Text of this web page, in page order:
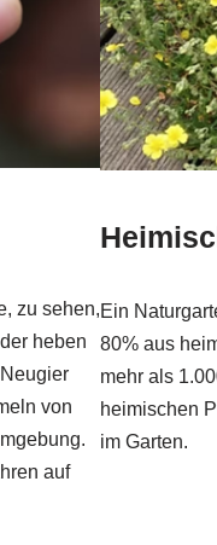
zu sehen,
heben
von
auf
Ein
80% aus
mehr als
heimischen
im Garten.